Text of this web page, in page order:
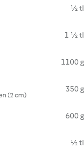
½ tl
1 ½ tl
1100 g
(2 cm)
350 g
600 g
½ tl